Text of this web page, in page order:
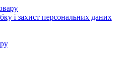
і захист персональних даних